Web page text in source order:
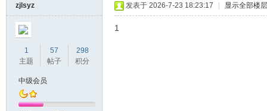
zjlsyz
1
主题
57
帖子
298
积分
中级会员
发表于 2026-7-23 18:23:17 显示全部楼层
1